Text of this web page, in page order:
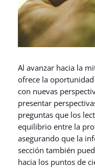
Al avanzar hacia la
ofrece la
con nuevas
presentar
preguntas que los
equilibrio entre la
asegurando que la
sección también
hacia los puntos de